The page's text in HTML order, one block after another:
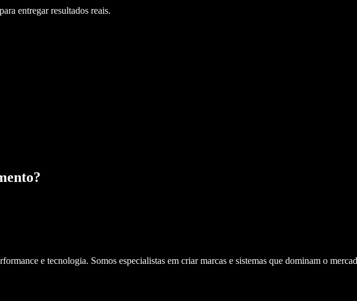
entregar resultados reais.
?
e tecnologia. Somos especialistas em criar marcas e sistemas que dominam o